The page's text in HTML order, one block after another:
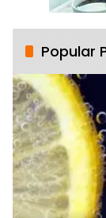
Popular